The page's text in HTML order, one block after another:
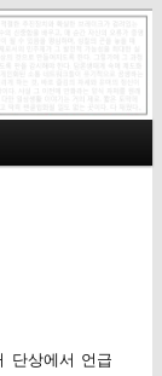
단상에서 언급